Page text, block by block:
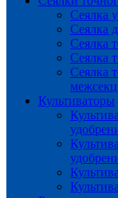
Сеялка
Сеялка
Сеялка
Сеялка
Сеялка
Культиваторы